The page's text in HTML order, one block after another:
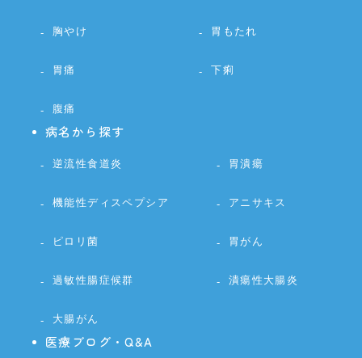
胸やけ 胃もたれ
胃痛 下痢
腹痛
病名から探す
逆流性食道炎 胃潰瘍
機能性ディスペプシア アニサキス
ピロリ菌 胃がん
過敏性腸症候群 潰瘍性大腸炎
大腸がん
医療ブログ・Q&A